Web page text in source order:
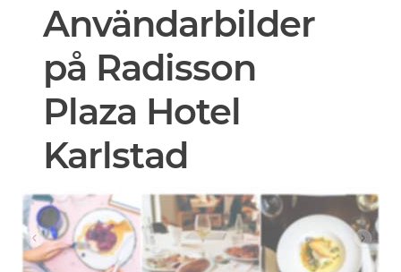
Användarbilder
på Radisson
Plaza Hotel
Karlstad